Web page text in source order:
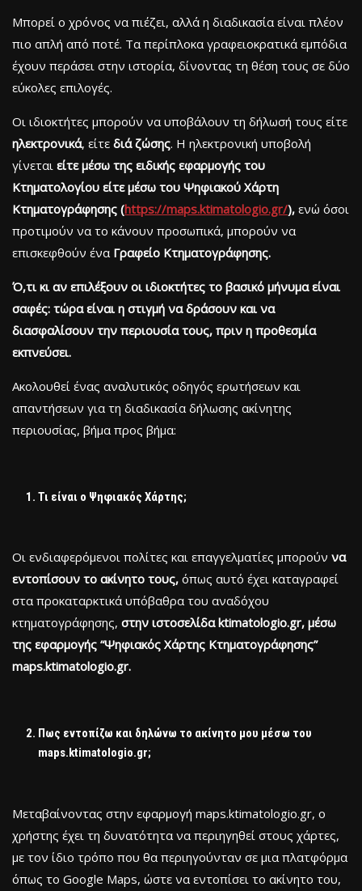
Μπορεί ο χρόνος να πιέζει, αλλά η διαδικασία είναι πλέον
πιο απλή από ποτέ. Τα περίπλοκα γραφειοκρατικά εμπόδια
έχουν περάσει στην ιστορία, δίνοντας τη θέση τους σε δύο
εύκολες επιλογές.
Οι ιδιοκτήτες μπορούν να υποβάλουν τη δήλωσή τους είτε
ηλεκτρονικά, είτε διά ζώσης. Η ηλεκτρονική υποβολή
γίνεται είτε μέσω της ειδικής εφαρμογής του
Κτηματολογίου είτε μέσω του Ψηφιακού Χάρτη
Κτηματογράφησης (https://maps.ktimatologio.gr/), ενώ όσοι
προτιμούν να το κάνουν προσωπικά, μπορούν να
επισκεφθούν ένα Γραφείο Κτηματογράφησης.
Ό,τι κι αν επιλέξουν οι ιδιοκτήτες το βασικό μήνυμα είναι
σαφές: τώρα είναι η στιγμή να δράσουν και να
διασφαλίσουν την περιουσία τους, πριν η προθεσμία
εκπνεύσει.
Ακολουθεί ένας αναλυτικός οδηγός ερωτήσεων και
απαντήσεων για τη διαδικασία δήλωσης ακίνητης
περιουσίας, βήμα προς βήμα:
Τι είναι ο Ψηφιακός Χάρτης;
Οι ενδιαφερόμενοι πολίτες και επαγγελματίες μπορούν να
εντοπίσουν το ακίνητο τους, όπως αυτό έχει καταγραφεί
στα προκαταρκτικά υπόβαθρα του αναδόχου
κτηματογράφησης, στην ιστοσελίδα ktimatologio.gr, μέσω
της εφαρμογής “Ψηφιακός Χάρτης Κτηματογράφησης”
maps.ktimatologio.gr.
Πως εντοπίζω και δηλώνω το ακίνητο μου μέσω του
maps.ktimatologio.gr;
Μεταβαίνοντας στην εφαρμογή maps.ktimatologio.gr, ο
χρήστης έχει τη δυνατότητα να περιηγηθεί στους χάρτες,
με τον ίδιο τρόπο που θα περιηγούνταν σε μια πλατφόρμα
όπως το Google Maps, ώστε να εντοπίσει το ακίνητο του,